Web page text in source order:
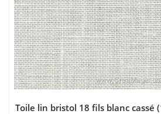
Toile lin bristol 18 fils blanc cassé